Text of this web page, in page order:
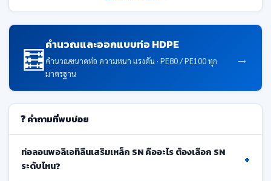
🧮คำนวณและออกแบบท่อ HDPE
คำนวณขนาดท่อ ความหนา แรงดัน · PE80 / PE100 ทุก
มาตรฐาน
→
❓ คำถามที่พบบ่อย
ท่อลอนพอลิเอทิลีนเสริมเหล็ก SN คืออะไร ต้องเลือก SN
ระดับไหน?
+